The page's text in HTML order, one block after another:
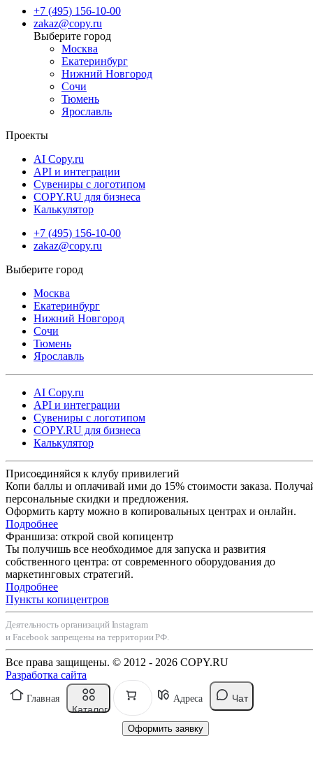
+7 (495) 156-10-00
zakaz@copy.ru
Москва
Екатеринбург
Нижний Новгород
Сочи
Тюмень
Ярославль
Проекты
AI Copy.ru
API и интеграции
Сувениры с логотипом
COPY.RU для бизнеса
Калькулятор
+7 (495) 156-10-00
zakaz@copy.ru
Москва
Екатеринбург
Нижний Новгород
Сочи
Тюмень
Ярославль
AI Copy.ru
API и интеграции
Сувениры с логотипом
COPY.RU для бизнеса
Калькулятор
Присоединяйся к клубу привилегий
Копи баллы и оплачивай ими до 15% стоимости заказа.
персональные скидки и предложения.
Оформить карту можно в копировальных центрах и онлайн.
Подробнее
Франшиза: открой свой копицентр
Ты получишь все необходимое для запуска и развития
собственного центра: от современного оборудования до
маркетинговых стратегий.
Подробнее
Пункты копицентров
Деятельность организаций Instagram
и Facebook запрещены на территории РФ.
Все права защищены. © 2012 - 2026 COPY.RU
Разработка сайта
Главная
Каталог
Адреса Чат
Оформить заявку